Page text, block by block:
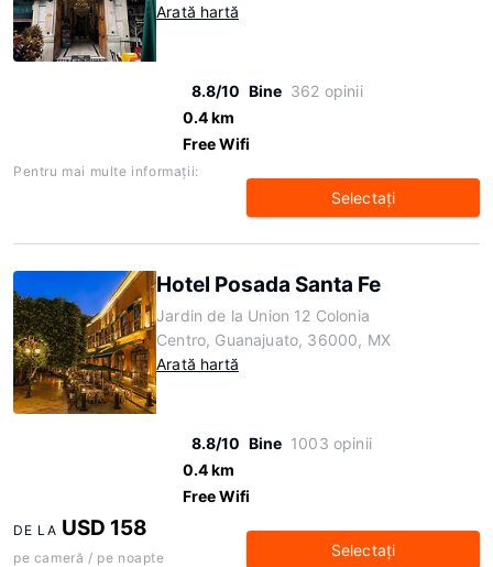
Arată hartă
8.8/10 Bine 362 opinii
0.4 km
Free Wifi
Pentru mai multe informaţii:
Selectaţi
Hotel Posada Santa Fe
Jardin de la Union 12 Colonia
Centro, Guanajuato, 36000, MX
Arată hartă
8.8/10 Bine 1003 opinii
0.4 km
Free Wifi
DE LA USD 158
pe cameră / pe noapte Selectaţi